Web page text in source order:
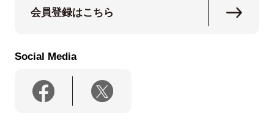
会員登録はこちら
Social Media